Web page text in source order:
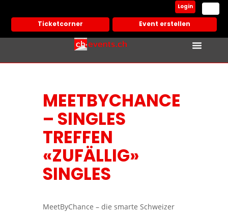
Ticketcorner Event erstellen
Login
MEETBYCHANCE
– SINGLES
TREFFEN
«ZUFÄLLIG»
SINGLES
MeetByChance – die smarte Schweizer